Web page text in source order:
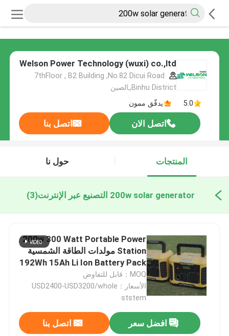
Welson Power Technology (wuxi) co.,ltd
7thFloor , B2 Building ,No.82 Dicui Road
,Binhu District,الصين
5.0
يدقّق ممون
اتصل الان اتصل بنا
المنتجات حول نا
200w solar generator التصنيع عبر الإنترنت (3)
200w 300 Watt Portable Power
Station مولدات الطاقة الشمسية
192Wh 15Ah Li Ion Battery Pack
LiFePO4
MOQ：قابل للتفاوض
الأسعار：USD2400-USD3200/whole
ststem
افضل سعر اتصل بنا